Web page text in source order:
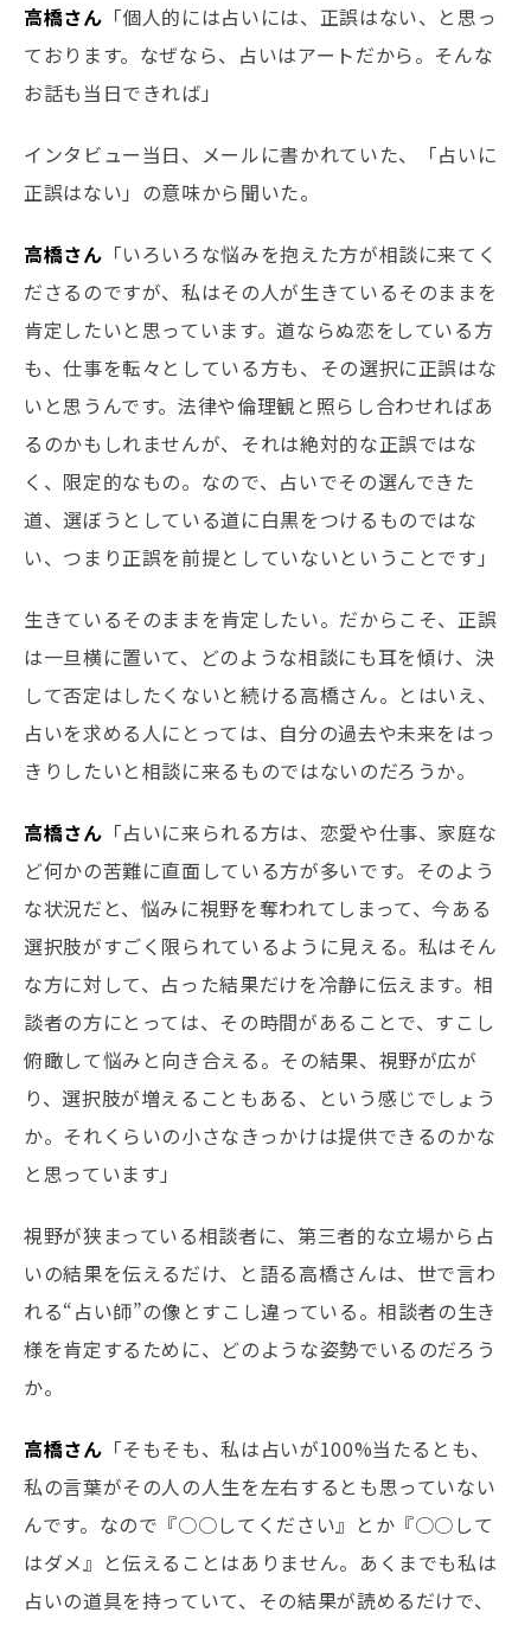
高橋さん 「個人的には占いには、正誤はない、と思っ
ております。なぜなら、占いはアートだから。そんな
お話も当日できれば」
インタビュー当日、メールに書かれていた、「占いに
正誤はない」の意味から聞いた。
高橋さん 「いろいろな悩みを抱えた方が相談に来てく
ださるのですが、私はその人が生きているそのままを
肯定したいと思っています。道ならぬ恋をしている方
も、仕事を転々としている方も、その選択に正誤はな
いと思うんです。法律や倫理観と照らし合わせればあ
るのかもしれませんが、それは絶対的な正誤ではな
く、限定的なもの。なので、占いでその選んできた
道、選ぼうとしている道に白黒をつけるものではな
い、つまり正誤を前提としていないということです」
生きているそのままを肯定したい。だからこそ、正誤
は一旦横に置いて、どのような相談にも耳を傾け、決
して否定はしたくないと続ける高橋さん。とはいえ、
占いを求める人にとっては、自分の過去や未来をはっ
きりしたいと相談に来るものではないのだろうか。
高橋さん 「占いに来られる方は、恋愛や仕事、家庭な
ど何かの苦難に直面している方が多いです。そのよう
な状況だと、悩みに視野を奪われてしまって、今ある
選択肢がすごく限られているように見える。私はそん
な方に対して、占った結果だけを冷静に伝えます。相
談者の方にとっては、その時間があることで、すこし
俯瞰して悩みと向き合える。その結果、視野が広が
り、選択肢が増えることもある、という感じでしょう
か。それくらいの小さなきっかけは提供できるのかな
と思っています」
視野が狭まっている相談者に、第三者的な立場から占
いの結果を伝えるだけ、と語る高橋さんは、世で言わ
れる“占い師”の像とすこし違っている。相談者の生き
様を肯定するために、どのような姿勢でいるのだろう
か。
高橋さん 「そもそも、私は占いが100%当たるとも、
私の言葉がその人の人生を左右するとも思っていない
んです。なので『○○してください』とか『○○して
はダメ』と伝えることはありません。あくまでも私は
占いの道具を持っていて、その結果が読めるだけで、